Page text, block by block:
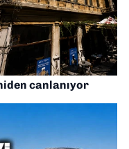
canlanıyor